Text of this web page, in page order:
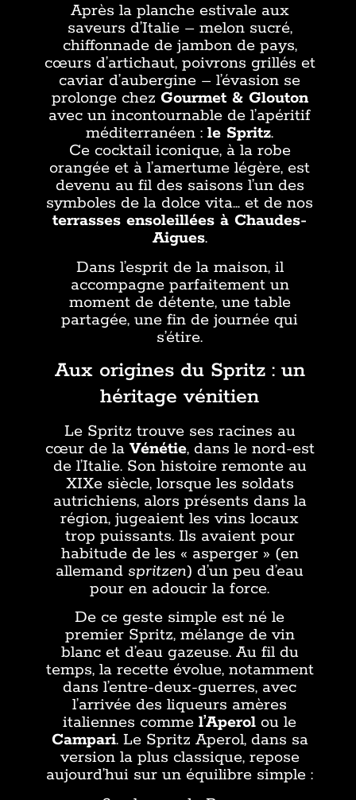
Après la planche estivale aux
saveurs d’Italie – melon sucré,
chiffonnade de jambon de pays,
cœurs d’artichaut, poivrons grillés et
caviar d’aubergine – l’évasion se
prolonge chez Gourmet & Glouton
avec un incontournable de l’apéritif
méditerranéen :le Spritz.
Ce cocktail iconique, à la robe
orangée et à l’amertume légère, est
devenu au fil des saisons l’un des
symboles de la dolce vita… et de nos
terrasses ensoleillées à Chaudes-
Aigues.
Dans l’esprit de la maison, il
accompagne parfaitement un
moment de détente, une table
partagée, une fin de journée qui
s’étire.
Aux origines du Spritz : un
héritage vénitien
Le Spritz trouve ses racines au
cœur de la Vénétie, dans le nord-est
de l’Italie. Son histoire remonte au
XIXe siècle, lorsque les soldats
autrichiens, alors présents dans la
région, jugeaient les vins locaux
trop puissants. Ils avaient pour
habitude de les « asperger » (en
allemandspritzen) d’un peu d’eau
pour en adoucir la force.
De ce geste simple est né le
premier Spritz, mélange de vin
blanc et d’eau gazeuse. Au fil du
temps, la recette évolue, notamment
dans l’entre-deux-guerres, avec
l’arrivée des liqueurs amères
italiennes commel’Aperol ou le
Campari. Le Spritz Aperol, dans sa
version la plus classique, repose
aujourd’hui sur un équilibre simple :